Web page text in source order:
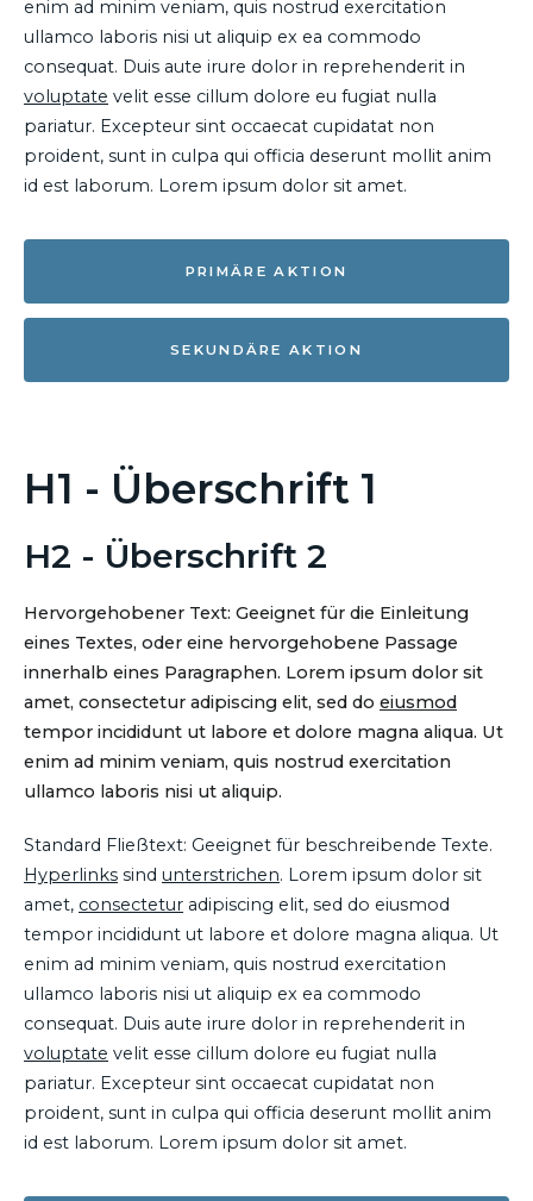
enim ad minim veniam, quis nostrud exercitation
ullamco laboris nisi ut aliquip ex ea commodo
consequat. Duis aute irure dolor in reprehenderit in
voluptate velit esse cillum dolore eu fugiat nulla
pariatur. Excepteur sint occaecat cupidatat non
proident, sunt in culpa qui officia deserunt mollit anim
id est laborum. Lorem ipsum dolor sit amet.
PRIMÄRE AKTION
SEKUNDÄRE AKTION
H1 - Überschrift 1
H2 - Überschrift 2
Hervorgehobener Text: Geeignet für die Einleitung
eines Textes, oder eine hervorgehobene Passage
innerhalb eines Paragraphen. Lorem ipsum dolor sit
amet, consectetur adipiscing elit, sed do eiusmod
tempor incididunt ut labore et dolore magna aliqua. Ut
enim ad minim veniam, quis nostrud exercitation
ullamco laboris nisi ut aliquip.
Standard Fließtext: Geeignet für beschreibende Texte.
Hyperlinks sind unterstrichen. Lorem ipsum dolor sit
amet, consectetur adipiscing elit, sed do eiusmod
tempor incididunt ut labore et dolore magna aliqua. Ut
enim ad minim veniam, quis nostrud exercitation
ullamco laboris nisi ut aliquip ex ea commodo
consequat. Duis aute irure dolor in reprehenderit in
voluptate velit esse cillum dolore eu fugiat nulla
pariatur. Excepteur sint occaecat cupidatat non
proident, sunt in culpa qui officia deserunt mollit anim
id est laborum. Lorem ipsum dolor sit amet.